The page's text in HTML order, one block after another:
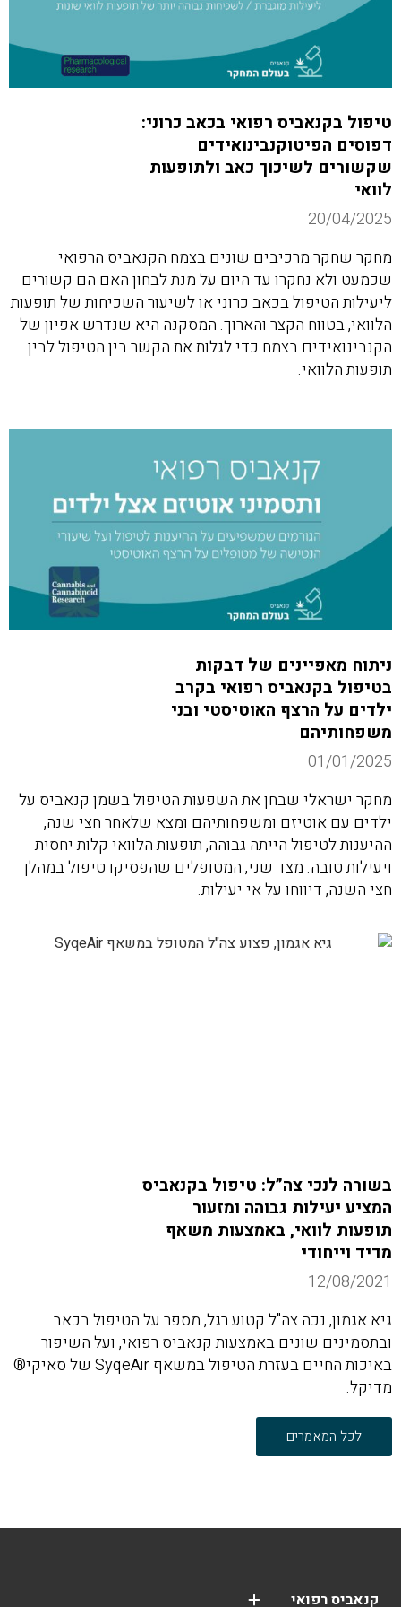
טיפול בקנאביס רפואי בכאב כרוני:
דפוסים הפיטוקנבינואידים
שקשורים לשיכוך כאב ולתופעות
לוואי
20/04/2025
מחקר שחקר מרכיבים שונים בצמח הקנאביס הרפואי
שכמעט ולא נחקרו עד היום על מנת לבחון האם הם קשורים
ליעילות הטיפול בכאב כרוני או לשיעור השכיחות של תופעות
הלוואי, בטווח הקצר והארוך. המסקנה היא שנדרש אפיון של
הקנבינואידים בצמח כדי לגלות את הקשר בין הטיפול לבין
תופעות הלוואי.
ניתוח מאפיינים של דבקות
בטיפול בקנאביס רפואי בקרב
ילדים על הרצף האוטיסטי ובני
משפחותיהם
01/01/2025
מחקר ישראלי שבחן את השפעות הטיפול בשמן קנאביס על
ילדים עם אוטיזם ומשפחותיהם ומצא שלאחר חצי שנה,
ההיענות לטיפול הייתה גבוהה, תופעות הלוואי קלות יחסית
ויעילות טובה. מצד שני, המטופלים שהפסיקו טיפול במהלך
חצי השנה, דיווחו על אי יעילות.
בשורה לנכי צה”ל: טיפול בקנאביס
המציע יעילות גבוהה ומזעור
תופעות לוואי, באמצעות משאף
מדיד וייחודי
12/08/2021
גיא אגמון, נכה צה"ל קטוע רגל, מספר על הטיפול בכאב
ובתסמינים שונים באמצעות קנאביס רפואי, ועל השיפור
באיכות החיים בעזרת הטיפול במשאף SyqeAir של סאיקי®
מדיקל.
לכל המאמרים
קנאביס רפואי